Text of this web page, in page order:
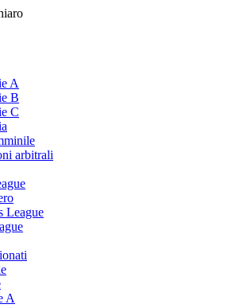
A
B
C
arbitrali
League
A